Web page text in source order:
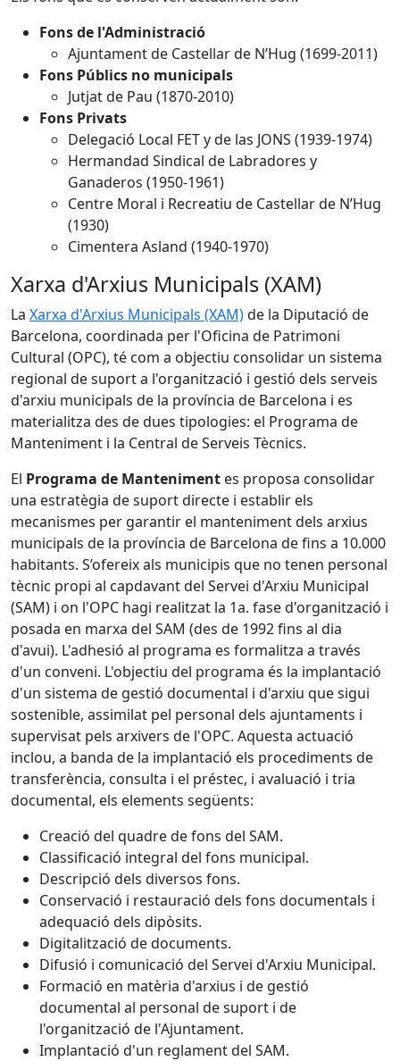
Fons de l'Administració
Ajuntament de Castellar de N’Hug (1699-2011)
Fons Públics no municipals
Jutjat de Pau (1870-2010)
Fons Privats
Delegació Local FET y de las JONS (1939-1974)
Hermandad Sindical de Labradores y
Ganaderos (1950-1961)
Centre Moral i Recreatiu de Castellar de N’Hug
(1930)
Cimentera Asland (1940-1970)
Xarxa d'Arxius Municipals (XAM)
La Xarxa d'Arxius Municipals (XAM)de la Diputació de
Barcelona, coordinada per l'Oficina de Patrimoni
Cultural (OPC), té com a objectiu consolidar un sistema
regional de suport a l'organització i gestió dels serveis
d'arxiu municipals de la província de Barcelona i es
materialitza des de dues tipologies: el Programa de
Manteniment i la Central de Serveis Tècnics.
El Programa de Manteniment es proposa consolidar
una estratègia de suport directe i establir els
mecanismes per garantir el manteniment dels arxius
municipals de la província de Barcelona de fins a 10.000
habitants. S’ofereix als municipis que no tenen personal
tècnic propi al capdavant del Servei d'Arxiu Municipal
(SAM) i on l'OPC hagi realitzat la 1a. fase d'organització i
posada en marxa del SAM (des de 1992 fins al dia
d'avui). L'adhesió al programa es formalitza a través
d'un conveni. L'objectiu del programa és la implantació
d'un sistema de gestió documental i d'arxiu que sigui
sostenible, assimilat pel personal dels ajuntaments i
supervisat pels arxivers de l'OPC. Aquesta actuació
inclou, a banda de la implantació els procediments de
transferència, consulta i el préstec, i avaluació i tria
documental, els elements següents:
Creació del quadre de fons del SAM.
Classificació integral del fons municipal.
Descripció dels diversos fons.
Conservació i restauració dels fons documentals i
adequació dels dipòsits.
Digitalització de documents.
Difusió i comunicació del Servei d'Arxiu Municipal.
Formació en matèria d'arxius i de gestió
documental al personal de suport i de
l'organització de l'Ajuntament.
Implantació d'un reglament del SAM.